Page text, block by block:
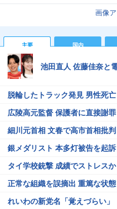
画像
主要 国内
池田直人 佐藤佳奈と
脱輪したトラック発見 男性死亡
広陵高元監督 保護者に直接謝罪
細川元首相 文春で高市首相批判
銀メダリスト 本多灯被告を起訴
タイ学校銃撃 成績でストレスか
正常な組織を誤摘出 重篤な状態
れいわの新党名「覚えづらい」